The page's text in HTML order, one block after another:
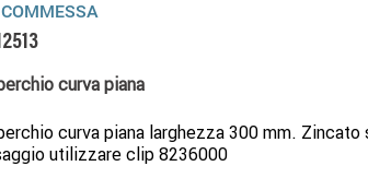
curva piana
curva piana larghezza 300 mm. Zincato
utilizzare clip 8236000